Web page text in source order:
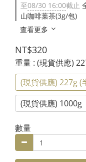
至08/30 16:00截止
山咖啡葉茶(3g/包)
查看更多
NT$320
重量 : (現貨供應)
(現貨供應) 227g (
(現貨供應) 1000g
數量